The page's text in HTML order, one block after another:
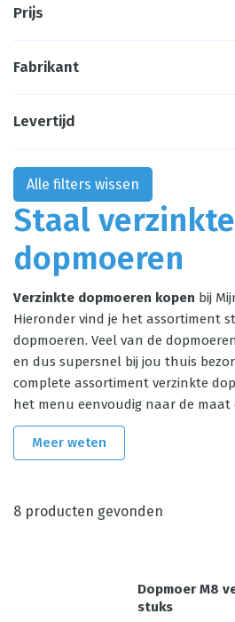
Staal verzinkte
dopmoeren
Verzinkte dopmoeren kopen bij
Hieronder vind je het assortiment
dopmoeren. Veel van de
en dus supersnel bij jou thuis
complete assortiment verzinkte
het menu eenvoudig naar de maat
Meer weten
8 producten gevonden
Dopmoer M8
stuks
Prijs
Fabrikant
Levertijd
Alle filters wissen